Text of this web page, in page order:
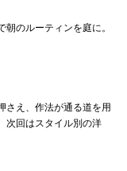
のルーティンを庭に。
さえ、作法が通る道を用
次回はスタイル別の洋